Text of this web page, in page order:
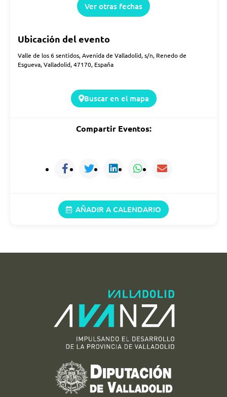
11:00 (21:00)
11:00 (21:00)
19/08/2026
20/08/2026
11:00 (21:00)
23/08/2026
25/08/2026
Ver otras fechas
Ubicación del evento
Valle de los 6 sentidos, Avenida de Valladolid, s/n, Renedo de
Esgueva, Valladolid, 47170, España
Buscar en el mapa
Compartir Eventos:
AÑADIR A CALENDARIO